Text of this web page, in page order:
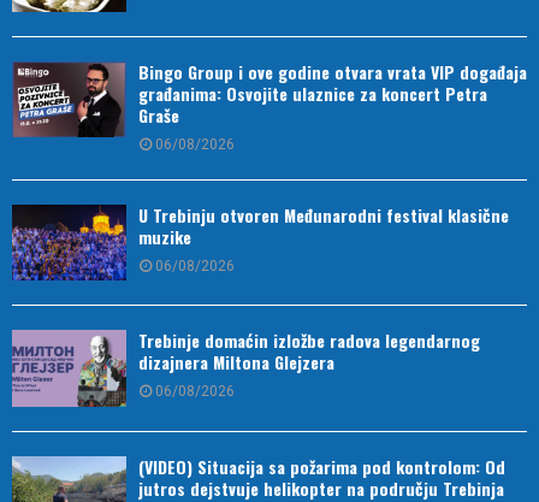
Bingo Group i ove godine otvara vrata VIP događaja
građanima: Osvojite ulaznice za koncert Petra
Graše
06/08/2026
U Trebinju otvoren Međunarodni festival klasične
muzike
06/08/2026
Trebinje domaćin izložbe radova legendarnog
dizajnera Miltona Glejzera
06/08/2026
(VIDEO) Situacija sa požarima pod kontrolom: Od
jutros dejstvuje helikopter na području Trebinja